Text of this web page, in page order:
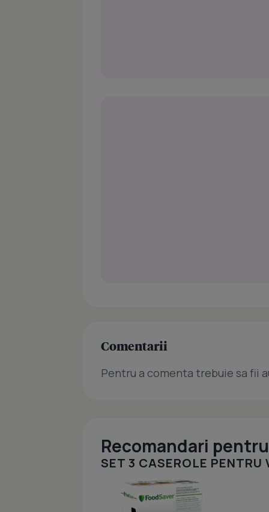
Comentarii
Pentru a comenta trebuie sa fii
Recomandari
SET 3 CASEROLE